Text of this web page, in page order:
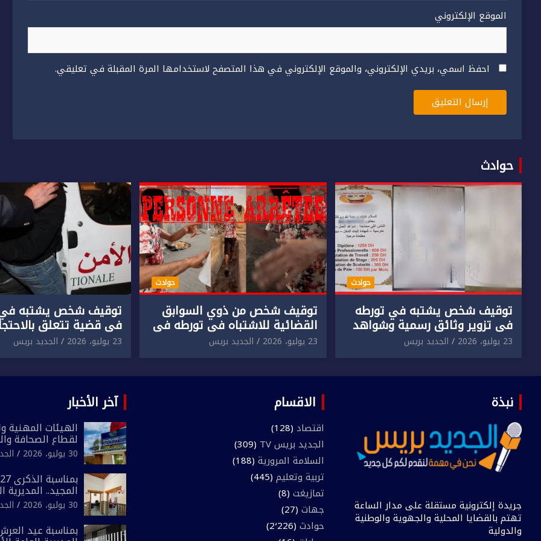
الموقع الإلكتروني
احفظ اسمي، بريدي الإلكتروني، والموقع الإلكتروني في هذا المتصفح لاستخدامها المرة المقبلة في تعليقي.
حوادث
حوادث
توقيف شخص يشتبه في تورطه
في تزوير وثائق رسمية وشواهد
دراسية وعرضها للبيع بمقابل
مادي.
23 يوليو، 2026 الجديد بريس
حوادث
توقيف شخص من ذوي السوابق
القضائية للاشتباه في تورطه في
الابتزاز المقرون باعتداء جسدي
في حق سائح أجنبي.
23 يوليو، 2026 الجديد بريس
توقيف شخص يشتبه
في قضية تتعلق
المقرون بارتكاب اعتداء
ومحاولة إضرام النار عمدا.
23 يوليو، 2026 الجديد بريس
نبذة
جريدة إلكترونية مستقلة على مدار الساعة
تهتم بالقضايا المحلية والجهوية والوطنية
والدولية
الاقسام
اقتصاد (128)
الجديد بريس TV
(309)
السلامة المرورية (188)
تربية وتعليم (445)
تمازيغت (8)
جهات (27)
حوادث (2٬226)
آخر الأخبار
الهيئات المهنية
لقطاع الصحافة
المغرب تعلن
لـ”أي أجندة
مقاس سياسي
30 يوليو، 2026
المجيد.. المديرية
الوطني تفتتح
لفرقة الشرطة
30 يوليو، 2026
بمناسبة عيد